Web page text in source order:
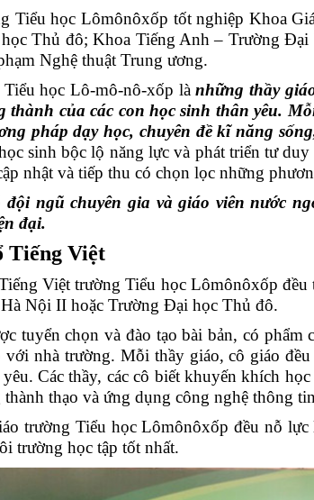
Tiểu học Lômônôxốp tốt nghiệp Khoa
Thủ đô; Khoa Tiếng Anh – Trường
Nghệ thuật Trung ương.
học Lô-mô-nô-xốp là những thầy
thành của các con học sinh thân yêu.
pháp dạy học, chuyên đề kĩ năng
sinh bộc lộ năng lực và phát triển tư
nhật và tiếp thu có chọn lọc những
đội ngũ chuyên gia và giáo viên nước
đại.
Tiếng Việt
Việt trường Tiểu học Lômônôxốp
Nội II hoặc Trường Đại học Thủ đô.
tuyển chọn và đào tạo bài bản, có
nhà trường. Mỗi thầy giáo, cô giáo
Các thầy, các cô biết khuyến khích
thành thạo và ứng dụng công nghệ thông
trường Tiểu học Lômônôxốp đều nỗ
trường học tập tốt nhất.